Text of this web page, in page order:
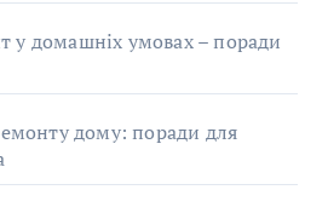
домашніх умовах – поради
дому: поради для